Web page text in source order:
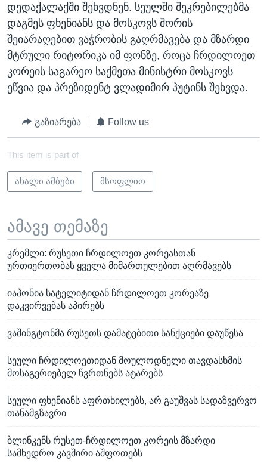
დედაქალაქში შეხვდნენ. სეულში შეკრებილებმა
დაგმეს ფხენიანს და მოსკოვს შორის
შეიარაღებით ვაჭრობის გაღრმავება და მზარდი
მტრული რიტორიკა იმ ფონზე, როცა ჩრდილოეთ
კორეის საგარეო საქმეთა მინისტრი მოსკოვს
ეწვია და პრეზიდენტ ვლადიმირ პუტინს შეხვდა.
გაზიარება Follow us
This item is part of
ახალი ამბები მსოფლიო
ამავე თემაზე
კრემლი: რუსეთი ჩრდილოეთ კორეასთან
ურთიერთობას ყველა მიმართულებით აღრმავებს
იაპონია სატელიტიდან ჩრდილოეთ კორეაზე
დაკვირვებას აპირებს
ვაშინგტონმა რუსეთს დამატებითი სანქციები დაუწესა
სეული ჩრდილოეთიდან მოულოდნელი თავდასხმის
მოსაგერიებელ წვრთნებს ატარებს
სეული ფხენიანს აფრთხილებს, არ გაუშვას სადაზვერვო
თანამგზავრი
ბლინკენს რუსეთ-ჩრდილოეთ კორეის მზარდი
სამხედრო კავშირი აშფოთებს